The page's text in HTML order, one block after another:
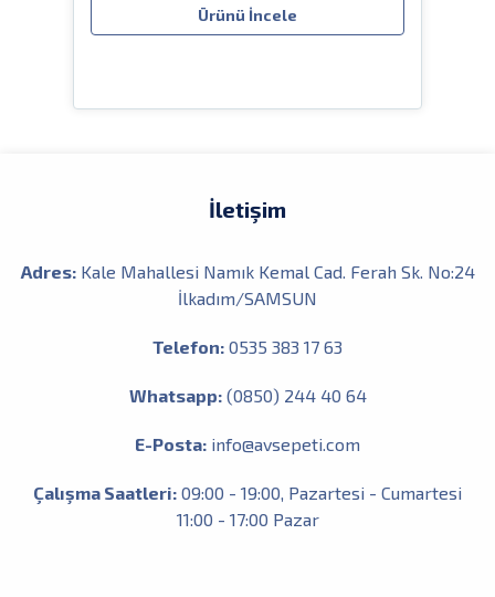
Ürünü İncele
İletişim
Adres:Kale Mahallesi Namık Kemal Cad. Ferah Sk. No:24
İlkadım/SAMSUN
Telefon: 0535 383 17 63
Whatsapp:(0850) 244 40 64
E-Posta: info@avsepeti.com
Çalışma Saatleri: 09:00 - 19:00, Pazartesi - Cumartesi
11:00 - 17:00 Pazar